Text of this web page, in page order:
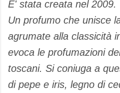
E' stata creata nel 2009.
Un profumo che unisce
agrumate alla classicità
evoca le profumazioni
toscani. Si coniuga a
di pepe e iris, legno di